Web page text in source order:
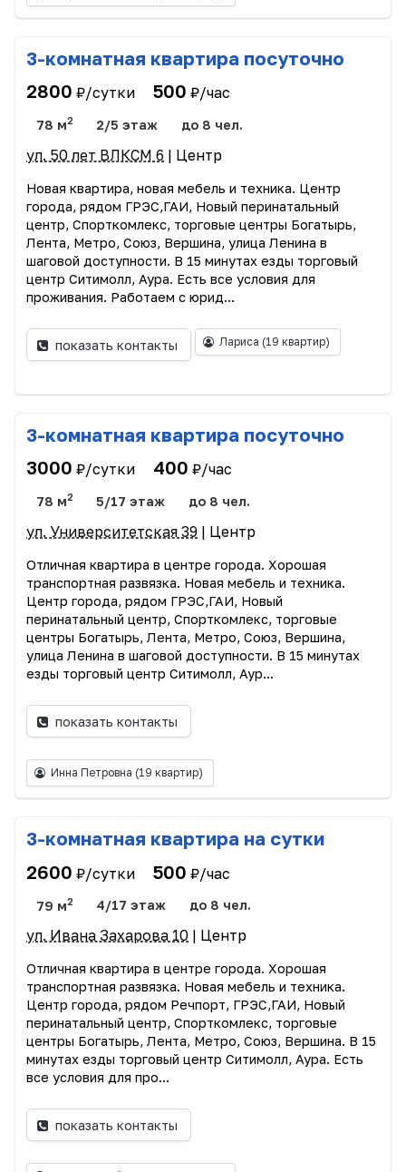
3-комнатная квартира посуточно
2800 ₽/сутки 500 ₽/час
78 м2 2/5 этаж до 8 чел.
ул. 50 лет ВЛКСМ 6 | Центр
Новая квартира, новая мебель и техника. Центр
города, рядом ГРЭС,ГАИ, Новый перинатальный
центр, Спорткомлекс, торговые центры Богатырь,
Лента, Метро, Союз, Вершина, улица Ленина в
шаговой доступности. В 15 минутах езды торговый
центр Ситимолл, Аура. Есть все условия для
проживания. Работаем с юрид...
показать контакты Лариса (19 квартир)
3-комнатная квартира посуточно
3000 ₽/сутки 400 ₽/час
78 м2 5/17 этаж до 8 чел.
ул. Университетская 39 | Центр
Отличная квартира в центре города. Хорошая
транспортная развязка. Новая мебель и техника.
Центр города, рядом ГРЭС,ГАИ, Новый
перинатальный центр, Спорткомлекс, торговые
центры Богатырь, Лента, Метро, Союз, Вершина,
улица Ленина в шаговой доступности. В 15 минутах
езды торговый центр Ситимолл, Аур...
показать контакты
Инна Петровна (19 квартир)
3-комнатная квартира на сутки
2600 ₽/сутки 500 ₽/час
79 м2 4/17 этаж до 8 чел.
ул. Ивана Захарова 10 | Центр
Отличная квартира в центре города. Хорошая
транспортная развязка. Новая мебель и техника.
Центр города, рядом Речпорт, ГРЭС,ГАИ, Новый
перинатальный центр, Спорткомлекс, торговые
центры Богатырь, Лента, Метро, Союз, Вершина. В 15
минутах езды торговый центр Ситимолл, Аура. Есть
все условия для про...
показать контакты